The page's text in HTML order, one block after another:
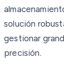
solución
gestionar
precisión.